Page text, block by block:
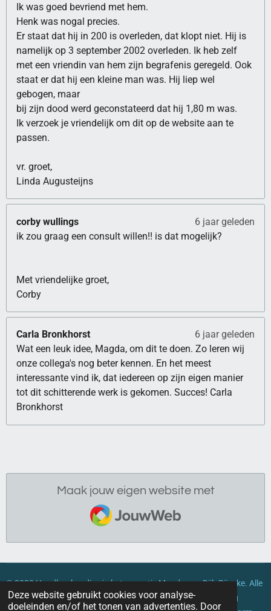
Deze website gebruikt cookies voor analyse-
doeleinden en/of het tonen van advertenties. Door
Ik was goed bevriend met hem.
Henk was nogal precies.
Er staat dat hij in 200 is overleden, dat klopt niet. Hij is
namelijk op 3 september 2002 overleden. Ik heb zelf
met een vriendin van hem zijn begrafenis geregeld. Ook
staat er dat hij een kleine man was. Hij liep wel
gebogen, maar
bij zijn dood werd geconstateerd dat hij 1,80 m was.
Ik verzoek je vriendelijk om dit op de website aan te
passen.
vr. groet,
Linda Augusteijns
corby wullings
6 jaar geleden
ik zou graag een consult willen!! is dat mogelijk?
Met vriendelijke groet,
Corby
Carla Bronkhorst
6 jaar geleden
Wat een leuk idee, Magda, om dit te doen. Zo leren wij
onze collega's nog beter kennen. En het meest
interessante vind ik, dat iedereen op zijn eigen manier
tot dit schitterende werk is gekomen. Succes! Carla
Bronkhorst
Maak jouw eigen website met
JouwWeb
© 2020 Handleeskundige in het zonnetjeMagda van Dijk-Rijneke. Alle
rechten voorbehouden. Geen enkel deel van dit document mag